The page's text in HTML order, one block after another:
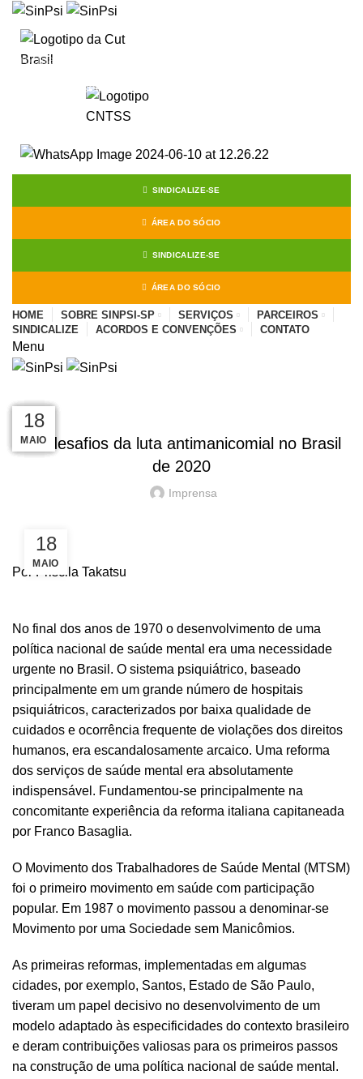
SINDICALIZE-SE
ÁREA DO SÓCIO
SINDICALIZE-SE
ÁREA DO SÓCIO
HOME SOBRE SINPSI-SP SERVIÇOS
PARCEIROS
SINDICALIZE
ACORDOS E CONVENÇÕES CONTATO
Menu
Os desafios da luta antimanicomial no Brasil
de 2020
Imprensa
18
MAIO
Por Priscila Takatsu
No final dos anos de 1970 o desenvolvimento de uma
política nacional de saúde mental era uma necessidade
urgente no Brasil. O sistema psiquiátrico, baseado
principalmente em um grande número de hospitais
psiquiátricos, caracterizados por baixa qualidade de
cuidados e ocorrência frequente de violações dos direitos
humanos, era escandalosamente arcaico. Uma reforma
dos serviços de saúde mental era absolutamente
indispensável. Fundamentou-se principalmente na
concomitante experiência da reforma italiana capitaneada
por Franco Basaglia.
O Movimento dos Trabalhadores de Saúde Mental (MTSM)
foi o primeiro movimento em saúde com participação
popular. Em 1987 o movimento passou a denominar-se
Movimento por uma Sociedade sem Manicômios.
As primeiras reformas, implementadas em algumas
cidades, por exemplo, Santos, Estado de São Paulo,
tiveram um papel decisivo no desenvolvimento de um
modelo adaptado às especificidades do contexto brasileiro
e deram contribuições valiosas para os primeiros passos
na construção de uma política nacional de saúde mental.
15
MAIO
19
MAIO
17
MAIO
18
MAIO
14
MAIO
18
MAIO
Start typing to see posts you are looking for.